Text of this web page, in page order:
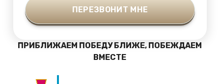
ПРИБЛИЖАЕМ ПОБЕДУ БЛИЖЕ, ПОБЕЖДАЕМ
ВМЕСТЕ